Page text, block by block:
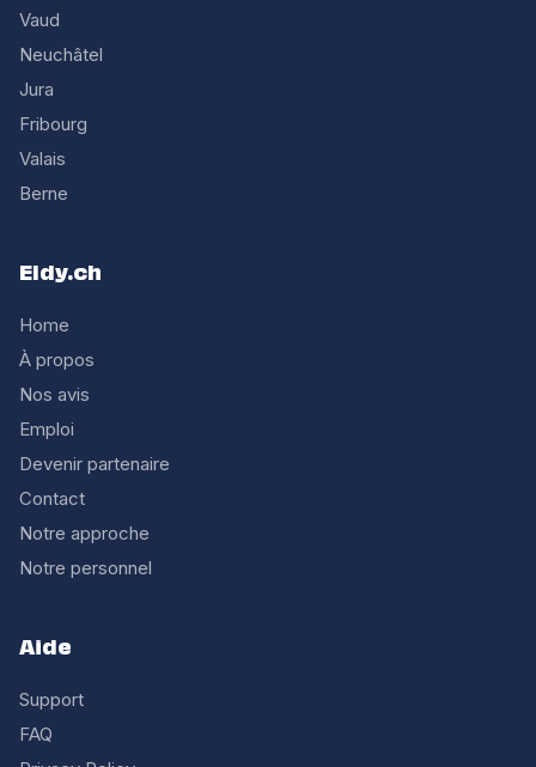
Vaud
Neuchâtel
Jura
Fribourg
Valais
Berne
Eldy.ch
Home
À propos
Nos avis
Emploi
Devenir partenaire
Contact
Notre approche
Notre personnel
Aide
Support
FAQ